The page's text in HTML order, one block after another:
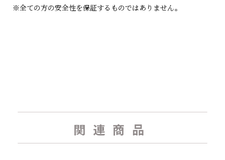
※全ての方の安全性を保証するものではありません。
関連商品